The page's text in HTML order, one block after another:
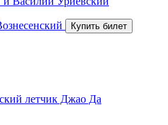
летчик Джао Да